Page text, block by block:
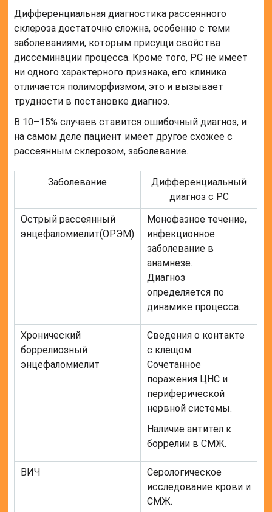
Дифференциальная диагностика рассеянного
склероза достаточно сложна, особенно с теми
заболеваниями, которым присущи свойства
диссеминации процесса. Кроме того, РС не имеет
ни одного характерного признака, его клиника
отличается полиморфизмом, это и вызывает
трудности в постановке диагноз.
В 10–15% случаев ставится ошибочный диагноз, и
на самом деле пациент имеет другое схожее с
рассеянным склерозом, заболевание.
Заболевание
Дифференциальный
диагноз с РС
Острый рассеянный
энцефаломиелит(ОРЭМ)
Монофазное течение,
инфекционное
заболевание в
анамнезе.
Диагноз
определяется по
динамике процесса.
Хронический
боррелиозный
энцефаломиелит
Сведения о контакте
с клещом.
Сочетанное
поражения ЦНС и
периферической
нервной системы.
Наличие антител к
боррелии в СМЖ.
ВИЧ
Серологическое
исследование крови и
СМЖ.